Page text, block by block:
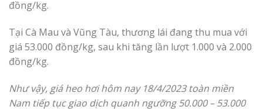
đồng/kg.
Tại Cà Mau và Vũng Tàu, thương lái đang thu mua với
giá 53.000 đồng/kg, sau khi tăng lần lượt 1.000 và 2.000
đồng/kg.
Như vậy, giá heo hơi hôm nay 18/4/2023 toàn miền
Nam tiếp tục giao dịch quanh ngưỡng 50.000 – 53.000